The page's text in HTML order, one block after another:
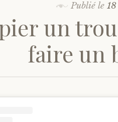
Publié le
un
faire un